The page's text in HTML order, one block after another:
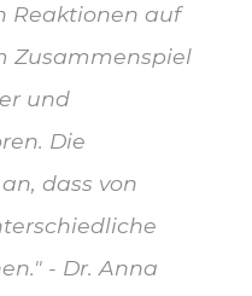
Reaktionen auf
Zusammenspiel
und
Die
dass von
- Dr. Anna